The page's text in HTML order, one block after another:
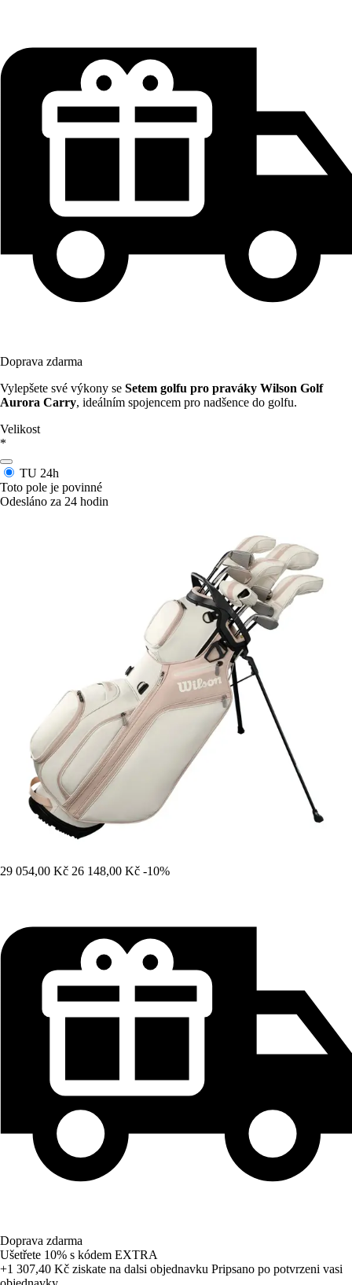
Doprava zdarma
Vylepšete své výkony se Setem golfu pro praváky Wilson Golf
Aurora Carry, ideálním spojencem pro nadšence do golfu.
Velikost
*
TU 24h
Toto pole je povinné
Odesláno za 24 hodin
29 054,00 Kč 26 148,00 Kč -10%
Doprava zdarma
Ušetřete 10% s kódem EXTRA
+1 307,40 Kč ziskate na dalsi objednavku Pripsano po potvrzeni vasi